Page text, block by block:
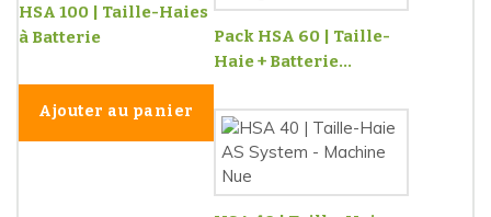
HSA 100 | Taille-Haies
à Batterie
Ajouter au panier
Pack HSA 60 | Taille-
Haie + Batterie...